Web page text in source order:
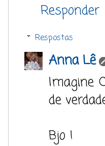
Responder
Respostas
Anna Lê
Imagine
de
Bjo !